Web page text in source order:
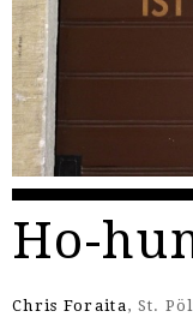
Ho-
Chris Foraita, St.